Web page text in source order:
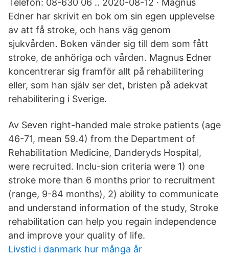
Telefon: 08-630 06 .. 2020-08-12 · Magnus
Edner har skrivit en bok om sin egen upplevelse
av att få stroke, och hans väg genom
sjukvården. Boken vänder sig till dem som fått
stroke, de anhöriga och vården. Magnus Edner
koncentrerar sig framför allt på rehabilitering
eller, som han själv ser det, bristen på adekvat
rehabilitering i Sverige.
Av Seven right-handed male stroke patients (age
46-71, mean 59.4) from the Department of
Rehabilitation Medicine, Danderyds Hospital,
were recruited. Inclu-sion criteria were 1) one
stroke more than 6 months prior to recruitment
(range, 9-84 months), 2) ability to communicate
and understand information of the study, Stroke
rehabilitation can help you regain independence
and improve your quality of life.
Livstid i danmark hur många år